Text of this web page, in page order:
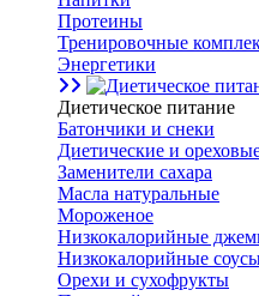
Протеины
Тренировочные
Энергетики
Диетическое питание
Батончики и снеки
Диетические и
Заменители сахара
Масла натуральные
Мороженое
Низкокалорийные
Низкокалорийные
Орехи и сухофрукты